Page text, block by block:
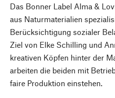
Das Bonner Label Alma &
aus Naturmaterialien
Berücksichtigung sozialer
Ziel von Elke Schilling und
kreativen Köpfen hinter der
arbeiten die beiden mit
faire Produktion einstehen.